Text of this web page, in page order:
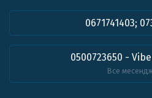
0671741403;
0500723650 -
Все